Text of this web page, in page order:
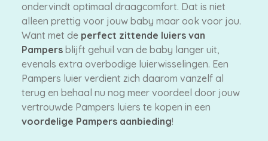
ondervindt optimaal draagcomfort. Dat is niet
alleen prettig voor jouw baby maar ook voor jou.
Want met de perfect zittende luiers van
Pampersblijft gehuil van de baby langer uit,
evenals extra overbodige luierwisselingen. Een
Pampers luier verdient zich daarom vanzelf al
terug en behaal nu nog meer voordeel door jouw
vertrouwde Pampers luiers te kopen in een
voordelige Pampers aanbieding!